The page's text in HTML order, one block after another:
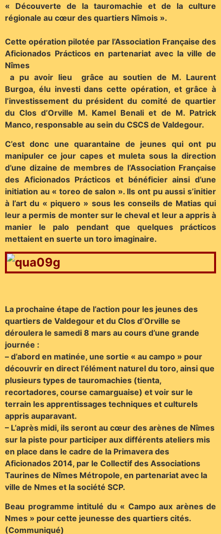
« Découverte de la tauromachie et de la culture
régionale au cœur des quartiers Nîmois ».
Cette opération pilotée par l’Association Française des
Aficionados Prácticos en partenariat avec la ville de
Nîmes
a pu avoir lieu grâce au soutien de M. Laurent
Burgoa, élu investi dans cette opération, et grâce à
l’investissement du président du comité de quartier
du Clos d’Orville M. Kamel Benali et de M. Patrick
Manco, responsable au sein du CSCS de Valdegour.
C’est donc une quarantaine de jeunes qui ont pu
manipuler ce jour capes et muleta sous la direction
d’une dizaine de membres de l’Association Française
des Aficionados Prácticos et bénéficier ainsi d’une
initiation au « toreo de salon ». Ils ont pu aussi s’initier
à l’art du « piquero » sous les conseils de Matias qui
leur a permis de monter sur le cheval et leur a appris à
manier le palo pendant que quelques prácticos
mettaient en suerte un toro imaginaire.
La prochaine étape de l’action pour les jeunes des
quartiers de Valdegour et du Clos d’Orville se
déroulera le samedi 8 mars au cours d’une grande
journée :
– d’abord en matinée, une sortie « au campo » pour
découvrir en direct l’élément naturel du toro, ainsi que
plusieurs types de tauromachies (tienta,
recortadores, course camarguaise) et voir sur le
terrain les apprentissages techniques et culturels
appris auparavant.
– L’après midi, ils seront au cœur des arènes de Nîmes
sur la piste pour participer aux différents ateliers mis
en place dans le cadre de la Primavera des
Aficionados 2014, par le Collectif des Associations
Taurines de Nîmes Métropole, en partenariat avec la
ville de Nmes et la société SCP.
Beau programme intitulé du « Campo aux arènes de
Nmes » pour cette jeunesse des quartiers cités.
(Communiqué)